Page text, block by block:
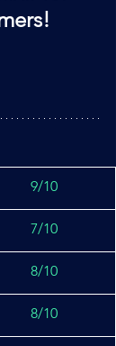
9/10
7/10
8/10
8/10